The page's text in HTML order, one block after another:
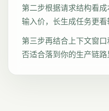
第二步根据请求结构看
输入价，长生成任务更看
第三步再结合上下文窗
否适合落到你的生产链路